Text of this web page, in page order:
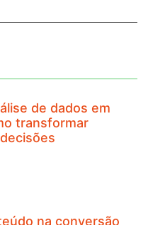
de dados em
transformar
na conversão